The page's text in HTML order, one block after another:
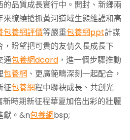
品質成長實行中。開封、新鄉兩
繚繞搶抓黃河道域生態維護和高
包養網評價等嚴重包養網ppt計謀
盼望把可貴的友情久長成長下
通包養網dcard ，進一個步驟推動
包養網 、更廣範疇深刻一起配合，
征包養網程中聯袂成長、共創光
新時期新征程華夏加倍出彩的壯麗
獻。&n包養網bsp;